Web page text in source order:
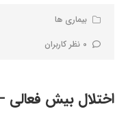
بیماری ها
0 نظر کاربران
اختلال بیش